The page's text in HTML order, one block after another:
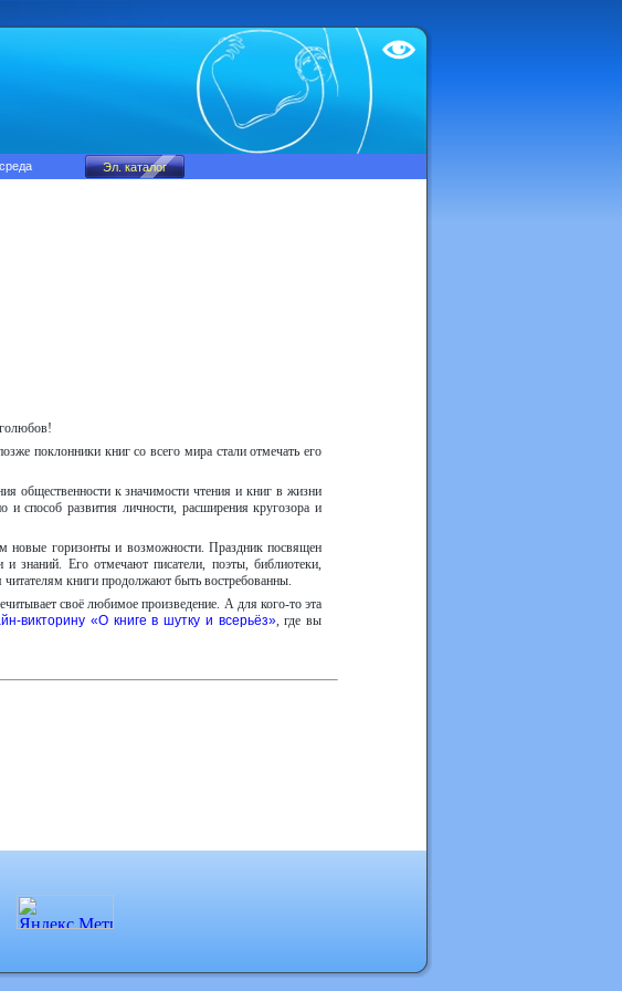
Test
поклонники книг со всего мира стали отмечать его
общественности к значимости чтения и книг в жизни
и способ развития личности, расширения кругозора и
новые горизонты и возможности. Праздник посвящен
знаний. Его отмечают писатели, поэты, библиотеки,
читателям книги продолжают быть востребованны.
своё любимое произведение. А для кого-то эта
викторину «О книге в шутку и всерьёз», где вы